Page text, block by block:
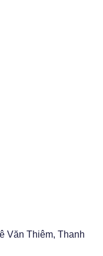
Văn Thiêm, Thanh